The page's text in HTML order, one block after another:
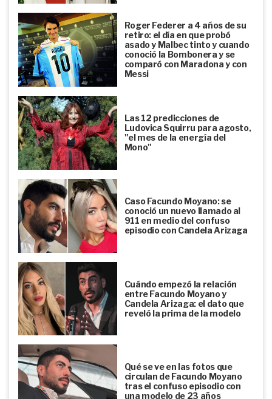
Roger Federer a 4 años de su
retiro: el día en que probó
asado y Malbec tinto y cuando
conoció la Bombonera y se
comparó con Maradona y con
Messi
Las 12 predicciones de
Ludovica Squirru para agosto,
"el mes de la energía del
Mono"
Caso Facundo Moyano: se
conoció un nuevo llamado al
911 en medio del confuso
episodio con Candela Arizaga
Cuándo empezó la relación
entre Facundo Moyano y
Candela Arizaga: el dato que
reveló la prima de la modelo
Qué se ve en las fotos que
circulan de Facundo Moyano
tras el confuso episodio con
una modelo de 23 años